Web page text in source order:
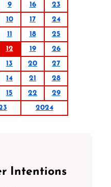
9 16
23
10 17
24
11 18
25
12 19
26
13 20
27
14 21
28
15 22
29
2024
Intentions